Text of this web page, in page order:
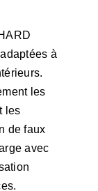
adaptées à
les
les
de faux
avec